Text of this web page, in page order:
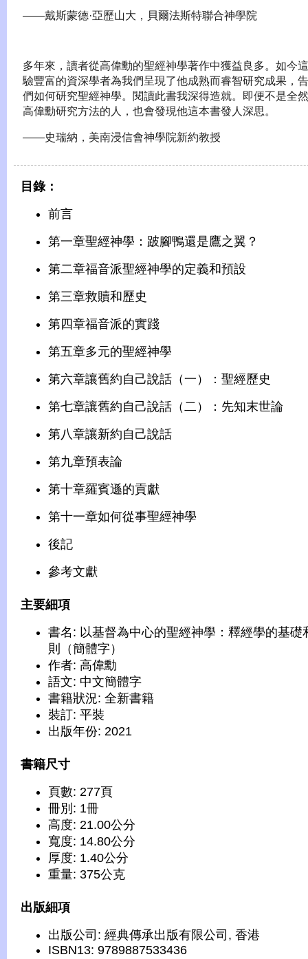
——戴斯蒙德·亞歷山大，貝爾法斯特聯合神學院
多年來，讀者從高偉勳的聖經神學著作中獲益良多。如今
驗豐富的資深學者為我們呈現了他成熟而睿智研究成果，
們如何研究聖經神學。閱讀此書我深得造就。即便不是全
高偉勳研究方法的人，也會發現他這本書發人深思。
——史瑞納，美南浸信會神學院新約教授
目錄：
前言
第一章聖經神學：跛腳鴨還是鷹之翼？
第二章福音派聖經神學的定義和預設
第三章救贖和歷史
第四章福音派的實踐
第五章多元的聖經神學
第六章讓舊約自己說話（一）：聖經歷史
第七章讓舊約自己說話（二）：先知末世論
第八章讓新約自己說話
第九章預表論
第十章羅賓遜的貢獻
第十一章如何從事聖經神學
後記
參考文獻
主要細項
書名: 以基督為中心的聖經神學：釋經學的基礎
則（簡體字）
作者: 高偉勳
語文: 中文簡體字
書籍狀況: 全新書籍
裝訂: 平裝
出版年份: 2021
書籍尺寸
頁數: 277頁
冊別: 1冊
高度: 21.00公分
寬度: 14.80公分
厚度: 1.40公分
重量: 375公克
出版細項
出版公司: 經典傳承出版有限公司, 香港
ISBN13: 9789887533436